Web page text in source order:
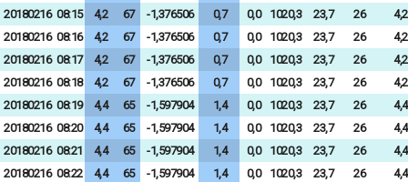
20180216 08:15 4,2 67 -1,376506 0,7 0,0 1020,3 23,7 26
4,2
20180216 08:16 4,2 67 -1,376506 0,7 0,0 1020,3 23,7 26
4,2
20180216 08:17 4,2 67 -1,376506 0,7 0,0 1020,3 23,7 26
4,2
20180216 08:18 4,2 67 -1,376506 0,7 0,0 1020,3 23,7 26
4,2
20180216 08:19 4,4 65 -1,597904 1,4 0,0 1020,3 23,7 26
4,4
20180216 08:20 4,4 65 -1,597904 1,4 0,0 1020,3 23,7 26
4,4
20180216 08:21 4,4 65 -1,597904 1,4 0,0 1020,3 23,7 26
4,4
20180216 08:22 4,4 65 -1,597904 1,4 0,0 1020,3 23,7 26
4,4